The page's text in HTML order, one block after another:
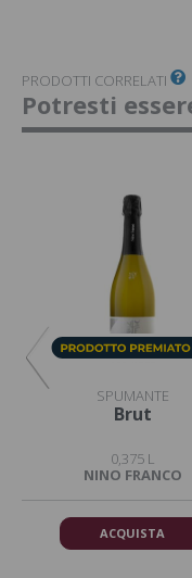
PRODOTTI CORRELATI
Potresti
SPUMANTE
Brut
0,375 L
NINO FRANCO
ACQUISTA